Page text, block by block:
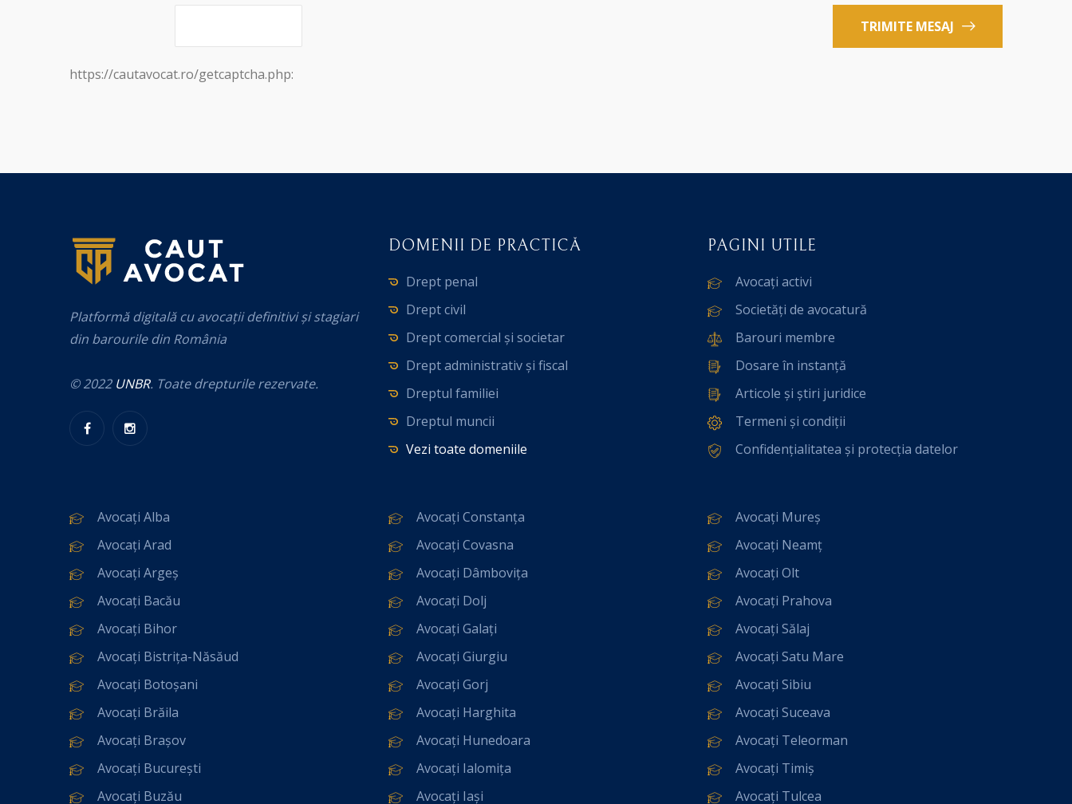
TRIMITE MESAJ
https://cautavocat.ro/getcaptcha.php:
Platformă digitală cu avocații definitivi și stagiari
din barourile din România
© 2022 UNBR. Toate drepturile rezervate.
DOMENII DE PRACTICĂ
Drept penal
Drept civil
Drept comercial și societar
Drept administrativ și fiscal
Dreptul familiei
Dreptul muncii
Vezi toate domeniile
PAGINI UTILE
Avocați activi
Societăți de avocatură
Barouri membre
Dosare în instanță
Articole și știri juridice
Termeni și condiții
Confidențialitatea și protecția datelor
Avocați Alba
Avocați Arad
Avocați Argeș
Avocați Bacău
Avocați Bihor
Avocați Bistrița-Năsăud
Avocați Botoșani
Avocați Brăila
Avocați Brașov
Avocați București
Avocați Buzău
Avocați Constanța
Avocați Covasna
Avocați Dâmbovița
Avocați Dolj
Avocați Galați
Avocați Giurgiu
Avocați Gorj
Avocați Harghita
Avocați Hunedoara
Avocați Ialomița
Avocați Iași
Avocați Mureș
Avocați Neamț
Avocați Olt
Avocați Prahova
Avocați Sălaj
Avocați Satu Mare
Avocați Sibiu
Avocați Suceava
Avocați Teleorman
Avocați Timiș
Avocați Tulcea